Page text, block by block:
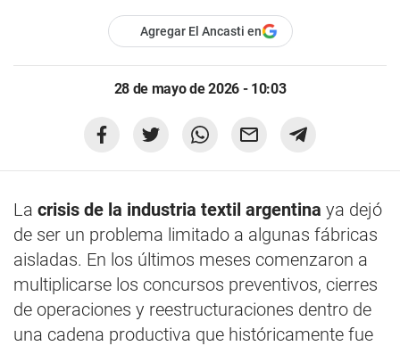
Agregar El Ancasti en
28 de mayo de 2026 - 10:03
La crisis de la industria textil argentina ya dejó
de ser un problema limitado a algunas fábricas
aisladas. En los últimos meses comenzaron a
multiplicarse los concursos preventivos, cierres
de operaciones y reestructuraciones dentro de
una cadena productiva que históricamente fue